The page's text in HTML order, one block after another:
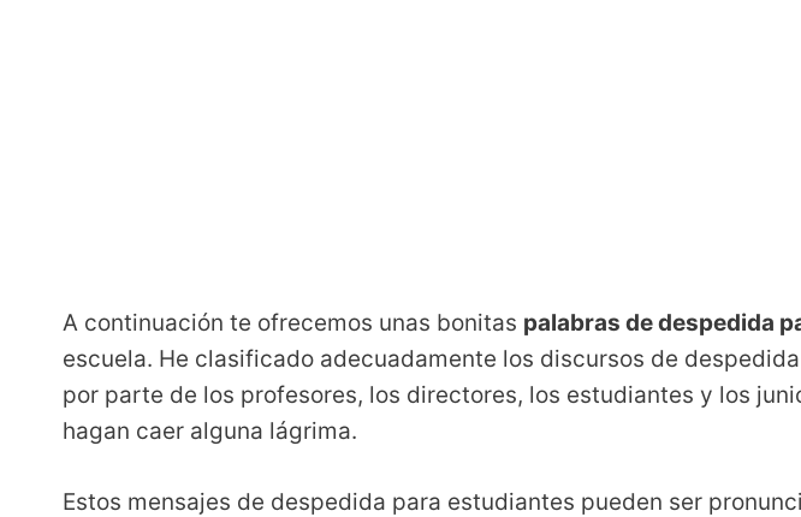
A continuación te ofrecemos unas bonitas palabras de despedida
escuela. He clasificado adecuadamente los discursos de
por parte de los profesores, los directores, los estudiantes y los
hagan caer alguna lágrima.
Estos mensajes de despedida para estudiantes pueden ser